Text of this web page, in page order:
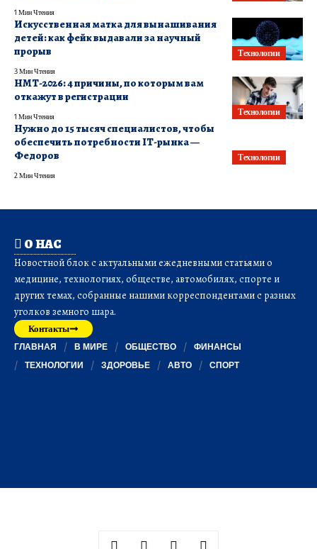
1 Мин Чтения
Технологии
Искусственная матка для вынашивания
детей: как фейк выдавали за научный
прорыв
3 Мин Чтения
Технологии
НМТ-2026: 4 причины, по которым вам
откажут в регистрации
1 Мин Чтения
Технологии
Нужно до 15 тысяч специалистов, чтобы
обеспечить потребности ІТ-рынка —
Федоров
2 Мин Чтения
О НАС
Новостной блок с актуальными ежедневными статьями о
медицине, технологиях, обществе, автомобилях, спорте и
других темах, собранные нашими корреспондентами с разных
уголков земного шара.
Контакты
ГЛАВНАЯ В МИРЕ ОБЩЕСТВО
ФИНАНСЫ
ТЕХНОЛОГИИ
ЗДОРОВЬЕ АВТО СПОРТ